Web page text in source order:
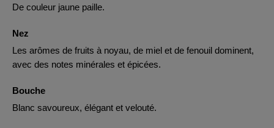
De couleur jaune paille.
Nez
Les arômes de fruits à noyau, de miel et de fenouil dominent,
avec des notes minérales et épicées.
Bouche
Blanc savoureux, élégant et velouté.